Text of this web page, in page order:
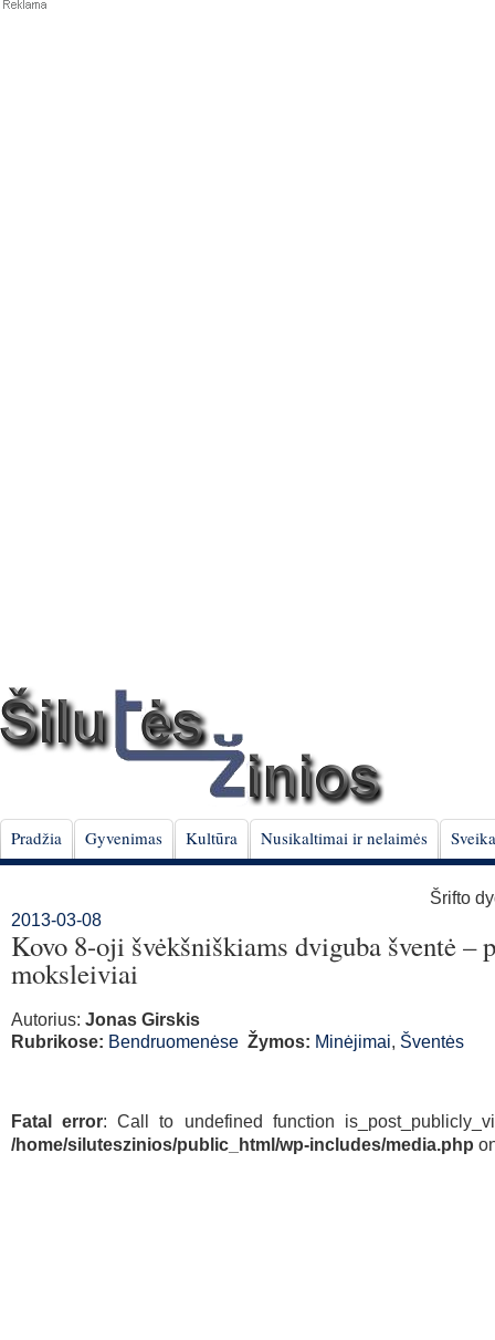
Pradžia Gyvenimas Kultūra Nusikaltimai ir nelaimės
Šrifto
2013-03-08
Kovo 8-oji švėkšniškiams dviguba šventė –
moksleiviai
Autorius: Jonas Girskis
Rubrikose: Bendruomenėse Žymos: Minėjimai, Šventės
Fatal error: Call to undefined function
/home/siluteszinios/public_html/wp-includes/media.php